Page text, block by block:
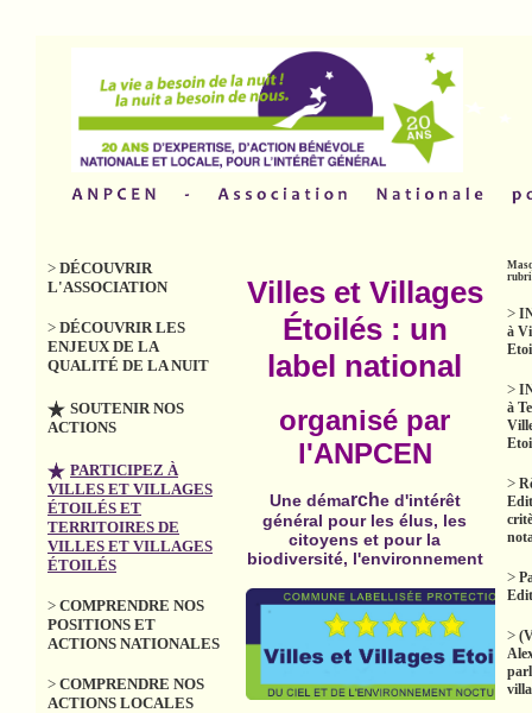
> DÉCOUVRIR
L'ASSOCIATION
> DÉCOUVRIR LES
ENJEUX DE LA
QUALITÉ DE LA NUIT
SOUTENIR NOS
ACTIONS
PARTICIPEZ À
VILLES ET VILLAGES
ÉTOILÉS ET
TERRITOIRES DE
VILLES ET VILLAGES
ÉTOILÉS
> COMPRENDRE NOS
POSITIONS ET
ACTIONS NATIONALES
> COMPRENDRE NOS
ACTIONS LOCALES
Villes et Villages
Étoilés : un
label national
organisé par
l'ANPCEN
Une démarche d'intérêt
général pour les élus, les
citoyens et pour la
biodiversité, l'environnement
>
à
>
à
>
>
>